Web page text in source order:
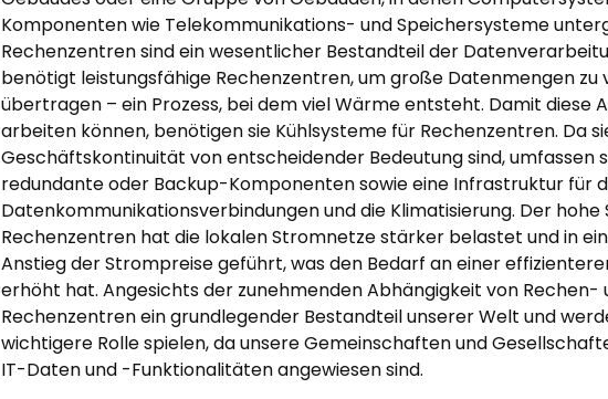
Komponenten wie Telekommunikations- und Speichersysteme
Rechenzentren sind ein wesentlicher Bestandteil der
benötigt leistungsfähige Rechenzentren, um große Datenmengen zu
übertragen – ein Prozess, bei dem viel Wärme entsteht. Damit diese
arbeiten können, benötigen sie Kühlsysteme für Rechenzentren. Da
Geschäftskontinuität von entscheidender Bedeutung sind, umfassen
redundante oder Backup-Komponenten sowie eine Infrastruktur für
Datenkommunikationsverbindungen und die Klimatisierung. Der
Rechenzentren hat die lokalen Stromnetze stärker belastet und in
Anstieg der Strompreise geführt, was den Bedarf an einer
erhöht hat. Angesichts der zunehmenden Abhängigkeit von Rechen-
Rechenzentren ein grundlegender Bestandteil unserer Welt und
wichtigere Rolle spielen, da unsere Gemeinschaften und
IT-Daten und -Funktionalitäten angewiesen sind.